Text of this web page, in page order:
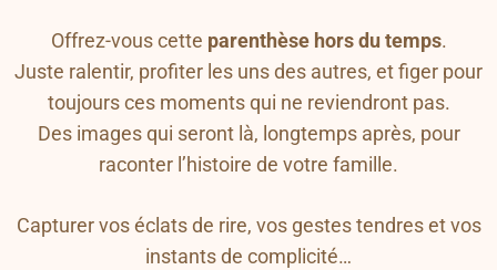
Offrez-vous cette parenthèse hors du temps.
Juste ralentir, profiter les uns des autres, et figer pour
toujours ces moments qui ne reviendront pas.
Des images qui seront là, longtemps après, pour
raconter l’histoire de votre famille.
Capturer vos éclats de rire, vos gestes tendres et vos
instants de complicité…